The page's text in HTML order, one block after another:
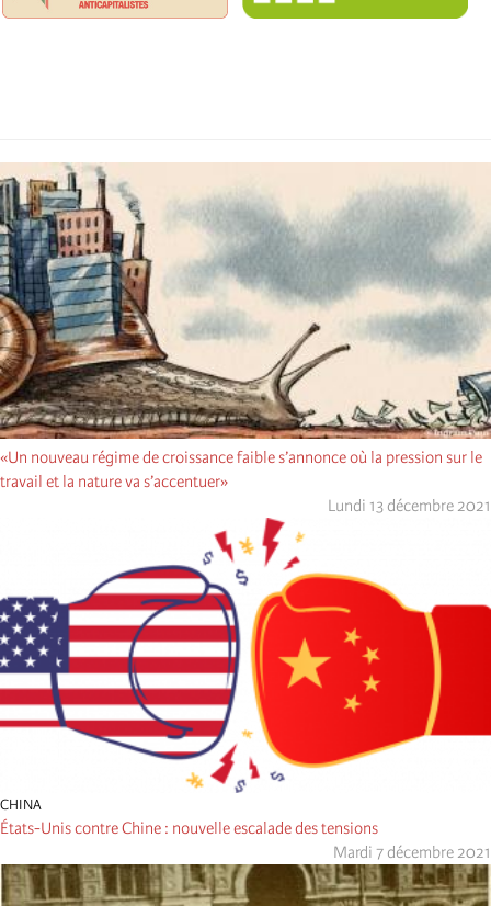
«Un nouveau régime de croissance faible s’annonce où la pression sur le
travail et la nature va s’accentuer»
Lundi 13 décembre 2021
CHINA
États-Unis contre Chine : nouvelle escalade des tensions
Mardi 7 décembre 2021